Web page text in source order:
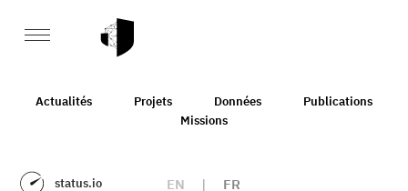
Actualités Projets Données
Publications
Missions
status.io EN | FR